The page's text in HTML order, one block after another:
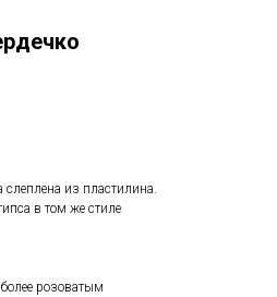
слеплена из пластилина.
в том же стиле
розоватым